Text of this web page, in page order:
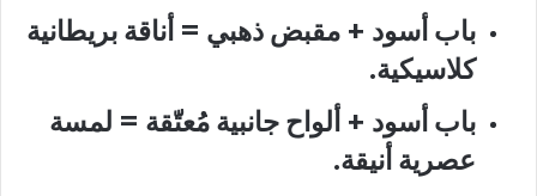
باب أسود + مقبض ذهبي = أناقة بريطانية
كلاسيكية.
باب أسود + ألواح جانبية مُعتّقة = لمسة
عصرية أنيقة.